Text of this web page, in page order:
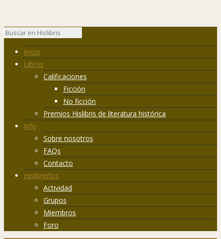
Inicio
Libros
Calificaciones
Ficción
No ficción
Premios Hislibris de literatura histórica
Info
Sobre nosotros
FAQs
Contacto
Hislibreños
Actividad
Grupos
Miembros
Foro